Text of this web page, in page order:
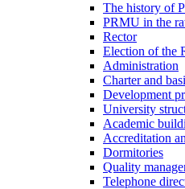
The history of
PRMU in the
Rector
Election of the
Administration
Charter and
Development
University
Academic
Accreditation
Dormitories
Quality
Telephone